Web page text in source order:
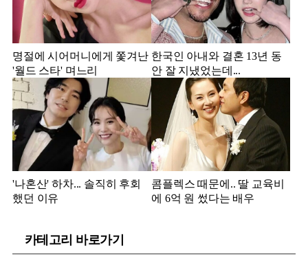
명절에 시어머니에게 쫓겨난
'월드 스타' 며느리
한국인 아내와 결혼 13년 동
안 잘 지냈었는데...
'나혼산' 하차... 솔직히 후회
했던 이유
콤플렉스 때문에.. 딸 교육비
에 6억 원 썼다는 배우
카테고리 바로가기